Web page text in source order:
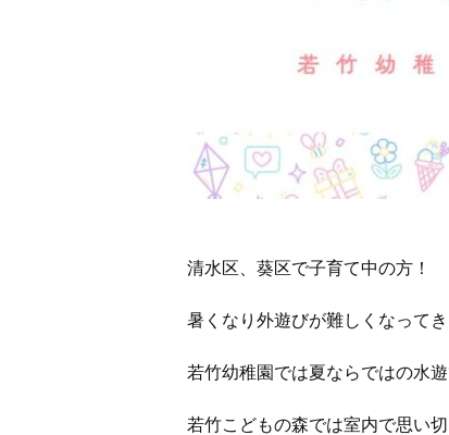
清水区、葵区で子育て中の方！
暑くなり外遊びが難しくなってき
若竹幼稚園では夏ならではの水遊
若竹こどもの森では室内で思い